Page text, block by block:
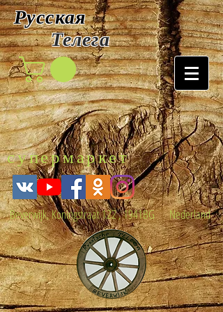
Русская
Телега
супермаркет
Beverwijk, Koningstraat 122 , 1941BG Nederland